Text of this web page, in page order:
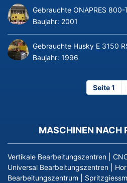
Gebrauchte ONAPRES
Baujahr: 2001
Gebrauchte Husky E 3150
Baujahr: 1996
Seite 1
MASCHINEN NACH
Vertikale Bearbeitungszentren
Universal Bearbeitungszentren
Bearbeitungszentrum